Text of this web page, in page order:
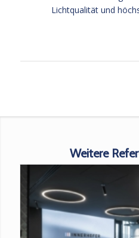
Lichtqualität und
Weitere